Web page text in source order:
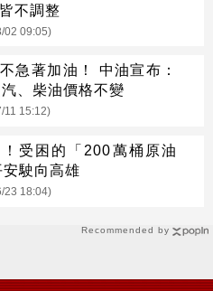
Recommended by
不調整
02 09:05)
急著加油！ 中油宣布：
、柴油價格不變
11 15:12)
受困的「200萬桶原油
安駛向高雄
23 18:04)